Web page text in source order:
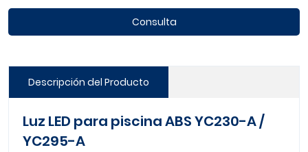
Consulta
Descripción del Producto
Luz LED para piscina ABS YC230-A /
YC295-A